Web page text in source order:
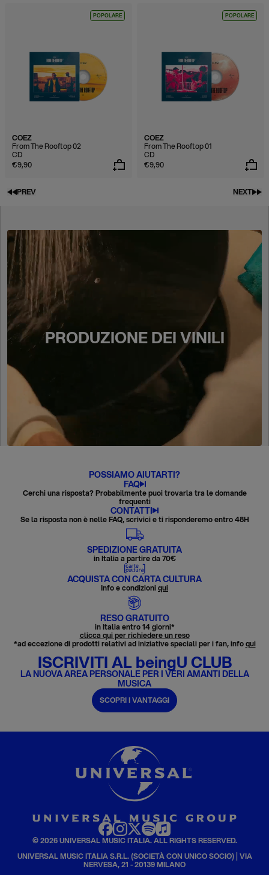
POPOLARE
COEZ
From The Rooftop 02
CD
€9,90
POPOLARE
COEZ
From The Rooftop 01
CD
€9,90
PREV NEXT
PRODUZIONE DEI VINILI
POSSIAMO AIUTARTI?
FAQ
Cerchi una risposta? Probabilmente puoi trovarla tra le domande
frequenti
CONTATTI
Se la risposta non è nelle FAQ, scrivici e ti risponderemo entro 48H
SPEDIZIONE GRATUITA
in Italia a partire da 70€
ACQUISTA CON CARTA CULTURA
Info e condizioniqui
RESO GRATUITO
in Italia entro 14 giorni*
clicca qui per richiedere un reso
*ad eccezione di prodotti relativi ad iniziative speciali per i fan, infoqui
ISCRIVITI AL beingU CLUB
LA NUOVA AREA PERSONALE PER I VERI AMANTI DELLA
MUSICA
SCOPRI I VANTAGGI
© 2026 UNIVERSAL MUSIC ITALIA. ALL RIGHTS RESERVED.
UNIVERSAL MUSIC ITALIA S.R.L. (SOCIETÀ CON UNICO SOCIO) | VIA
NERVESA, 21 - 20139 MILANO